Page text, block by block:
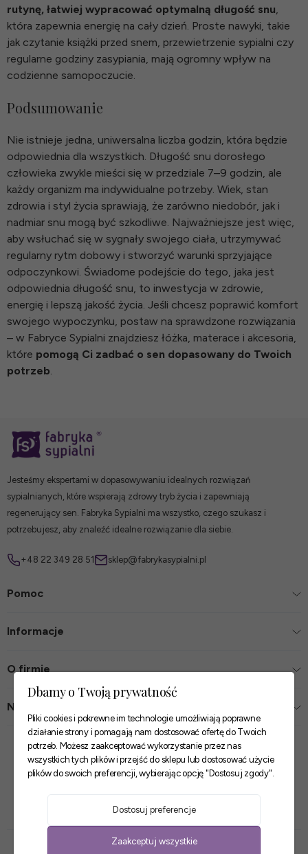
rutynę, łatwiej wypracować optymalną długość snu
która zapewnia energię na cały dzień. Proste nawyki, takie
jak czytanie książki przed snem, przewietrzenie sypialni czy
regularne godziny zasypiania, mają ogromny wpływ na
codzienne samopoczucie.
Podsumowanie
Nie istnieje jedna, uniwersalna liczba godzin, która będzie
odpowiednia dla wszystkich. Długość snu dorosłego
człowieka zwykle mieści się w przedziale 7–9 godzin, ale
każdy organizm ma indywidualne potrzeby. Wiek, stan
zdrowia i styl życia sprawiają, że zarówno niedobór, jak i
nadmiar snu mogą być szkodliwe. Najważniejsze jest więc,
aby wsłuchać się w sygnały swojego ciała, utrzymywać
regularny rytm dobowy i stworzyć warunki sprzyjające
odpoczynkowi. Świadome podejście do tego, jaka jest
odpowiednia długość snu, to inwestycja w zdrowie,
energię i lepszą jakość życia. Jeśli chcesz poprawić komfort
swojego wypoczynku, postaw na sprawdzone rozwiązania
– w Fabryce Sypialni znajdziesz łóżka, materace i akcesoria,
które pomogą Ci zadbać o sen dopasowany do Twoich
potrzeb
Jesteśmy ekspertami w dopasowywaniu idealnych rozwiązań
sypialnianych, które wspierają zdrowy tryb życia i zapewniają
regenerujący sen. Fabryka Sypialni ma wszystko, czego szukasz i
potrzebujesz, aby znaleźć idealne rozwiązanie dla siebie.
+48 22 349 28 51 sklep@fabrykasypialni.pl
Pomoc
Informacje
O firmie
Nasze sklepy
Zaufane płatności
Dbamy o Twoją prywatność
Pliki cookies i pokrewne im technologie umożliwiają poprawne
działanie strony i pomagają nam dostosować ofertę do Twoich
potrzeb. Możesz zaakceptować wykorzystanie przez nas
wszystkich tych plików i przejść do sklepu lub dostosować użycie
plików do swoich preferencji, wybierając opcję "Dostosuj zgody".
Dostosuj preferencje
Zaakceptuj wszystkie